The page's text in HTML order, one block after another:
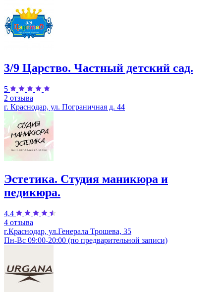
3/9 Царство. Частный детский сад.
5
2 отзыва
г. Краснодар, ул. Пограничная д. 44
Эстетика. Студия маникюра и
педикюра.
4,4
4 отзыва
г.Краснодар, ул.Генерала Трошева, 35
Пн-Вс 09:00-20:00 (по предварительной записи)